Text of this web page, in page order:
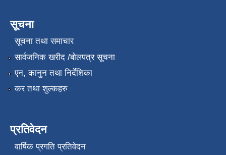
सूचना
सूचना तथा समाचार
सार्वजनिक खरीद /बोलपत्र सूचना
एन, कानुन तथा निर्देशिका
कर तथा शुल्कहरु
प्रतिवेदन
वार्षिक प्रगति प्रतिवेदन